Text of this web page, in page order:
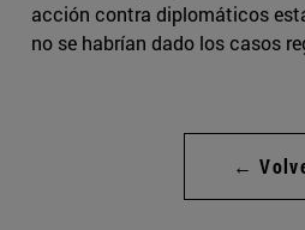
acción contra diplomáticos
no se habrían dado los casos
←